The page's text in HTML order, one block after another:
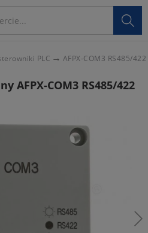

PLC AFPX-COM3 RS485/422
AFPX-COM3 RS485/422